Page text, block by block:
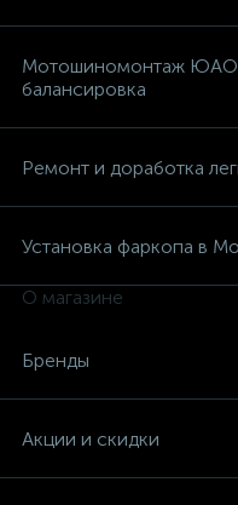
Мотошиномонтаж
балансировка
Ремонт и доработка
Установка фаркопа в
О магазине
Бренды
Акции и скидки